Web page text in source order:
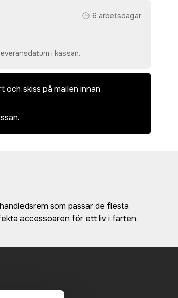
6 arbetsdagar
i kassan.
skiss på mailen innan
som passar de flesta
accessoaren för ett liv i farten.